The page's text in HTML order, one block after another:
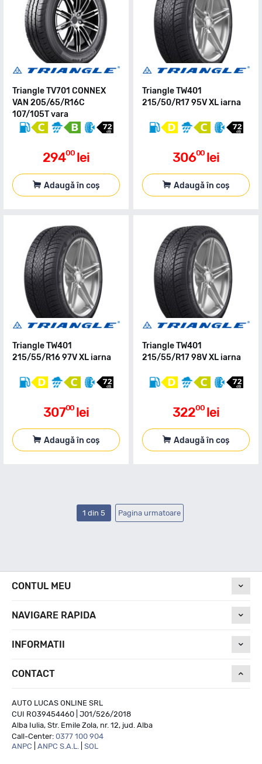
Triangle TV701 CONNEX
VAN 205/65/R16C
107/105T vara
29400 lei
Adaugă în coș
Triangle TW401
215/50/R17 95V XL iarna
30600 lei
Adaugă în coș
Triangle TW401
215/55/R16 97V XL iarna
30700 lei
Adaugă în coș
Triangle TW401
215/55/R17 98V XL iarna
32200 lei
Adaugă în coș
1 din 5 Pagina urmatoare
CONTUL MEU
NAVIGARE RAPIDA
INFORMATII
CONTACT
AUTO LUCAS ONLINE SRL
CUI RO39454460 | J01/526/2018
Alba Iulia, Str. Emile Zola, nr. 12, jud. Alba
Call-Center: 0377 100 904
ANPC
ANPC S.A.L. SOL